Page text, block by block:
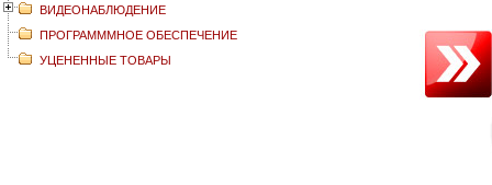
ВИДЕОНАБЛЮДЕНИЕ
ПРОГРАМММНОЕ ОБЕСПЕЧЕНИЕ
УЦЕНЕННЫЕ ТОВАРЫ